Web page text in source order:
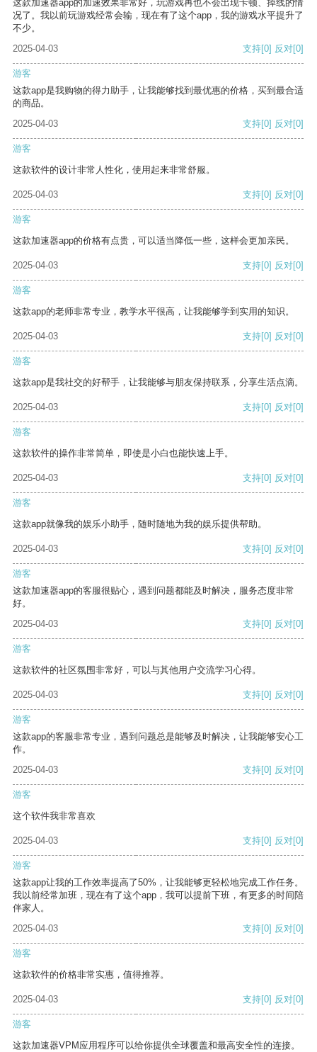
这款加速器app的加速效果非常好，玩游戏再也不会出现卡顿、掉线的情
况了。我以前玩游戏经常会输，现在有了这个app，我的游戏水平提升了
不少。
2025-04-03
支持[0] 反对[0]
游客
这款app是我购物的得力助手，让我能够找到最优惠的价格，买到最合适
的商品。
2025-04-03
支持[0] 反对[0]
游客
这款软件的设计非常人性化，使用起来非常舒服。
2025-04-03 支持[0] 反对[0]
游客
这款加速器app的价格有点贵，可以适当降低一些，这样会更加亲民。
2025-04-03 支持[0] 反对[0]
游客
这款app的老师非常专业，教学水平很高，让我能够学到实用的知识。
2025-04-03 支持[0] 反对[0]
游客
这款app是我社交的好帮手，让我能够与朋友保持联系，分享生活点滴。
2025-04-03 支持[0] 反对[0]
游客
这款软件的操作非常简单，即使是小白也能快速上手。
2025-04-03 支持[0] 反对[0]
游客
这款app就像我的娱乐小助手，随时随地为我的娱乐提供帮助。
2025-04-03 支持[0] 反对[0]
游客
这款加速器app的客服很贴心，遇到问题都能及时解决，服务态度非常
好。
2025-04-03
支持[0] 反对[0]
游客
这款软件的社区氛围非常好，可以与其他用户交流学习心得。
2025-04-03 支持[0] 反对[0]
游客
这款app的客服非常专业，遇到问题总是能够及时解决，让我能够安心工
作。
2025-04-03
支持[0] 反对[0]
游客
这个软件我非常喜欢
2025-04-03 支持[0] 反对[0]
游客
这款app让我的工作效率提高了50%，让我能够更轻松地完成工作任务。
我以前经常加班，现在有了这个app，我可以提前下班，有更多的时间陪
伴家人。
2025-04-03
支持[0] 反对[0]
游客
这款软件的价格非常实惠，值得推荐。
2025-04-03 支持[0] 反对[0]
游客
这款加速器VPM应用程序可以给你提供全球覆盖和最高安全性的连接。